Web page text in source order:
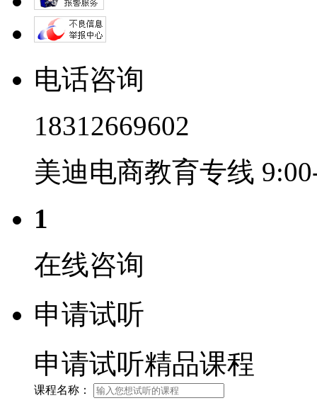
电话咨询
18312669602
美迪电商教育专线
1
在线咨询
申请试听
申请试听精品课程
课程名称：